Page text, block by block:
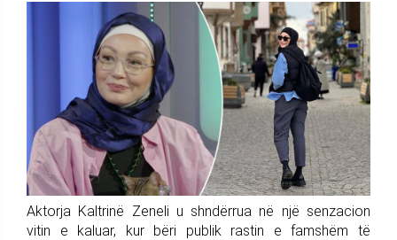
Aktorja Kaltrinë Zeneli u shndërrua në një senzacion
vitin e kaluar, kur bëri publik rastin e famshëm të